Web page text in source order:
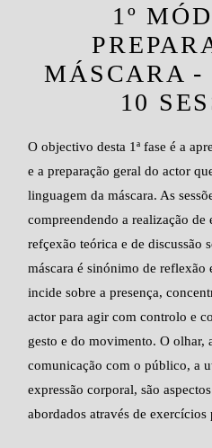
1º
MÁSCARA -
10
O objectivo desta 1ª fase é a
e a preparação geral do actor
linguagem da máscara. As
compreendendo a realização de
refçexão teórica e de discussão
máscara é sinónimo de reflexão
incide sobre a presença,
actor para agir com controlo e
gesto e do movimento. O olhar,
comunicação com o público, a
expressão corporal, são
abordados através de exercícios